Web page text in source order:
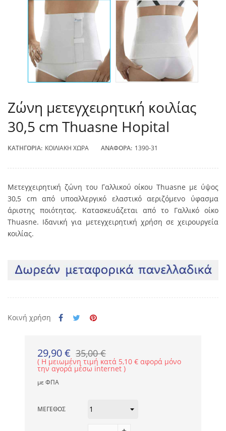
Ζώνη μετεγχειρητική κοιλίας
30,5 cm Thuasne Hopital
ΚΑΤΗΓΟΡΊΑ: ΚΟΙΛΙΑΚΉ ΧΏΡΑ ΑΝΑΦΟΡΆ: 1390-31
Μετεγχειρητική ζώνη του Γαλλικού οίκου Thuasne με ύψος
30,5 cm από υποαλλεργικό ελαστικό αεριζόμενο ύφασμα
άριστης ποιότητας. Κατασκευάζεται από το Γαλλικό οίκο
Thuasne. Ιδανική για μετεγχειρητική χρήση σε χειρουργεία
κοιλίας.
Κοινή χρήση
29,90 € 35,00 €
Η μειωμένη τιμή κατά 5,10 € αφορά μόνο
την αγορά μέσω internet
με ΦΠΑ
ΜΈΓΕΘΟΣ